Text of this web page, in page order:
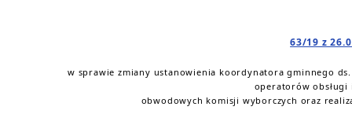
63/19 z
w sprawie zmiany ustanowienia koordynatora gminnego
operatorów
obwodowych komisji wyborczych oraz